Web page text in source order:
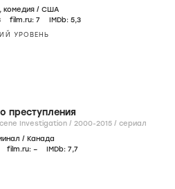
, комедия / США
film.ru: 7 IMDb: 5,3
УРОВЕНЬ
преступления
CSI: Crime Scene Investigation / 2000-2015 / сериал
/ Канада
film.ru: – IMDb: 7,7